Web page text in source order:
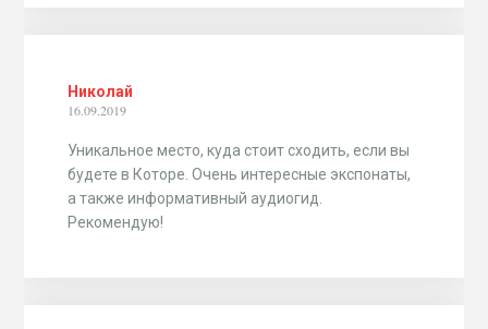
Николай
16.09.2019
Уникальное место, куда стоит сходить, если вы
будете в Которе. Очень интересные экспонаты,
а также информативный аудиогид.
Рекомендую!